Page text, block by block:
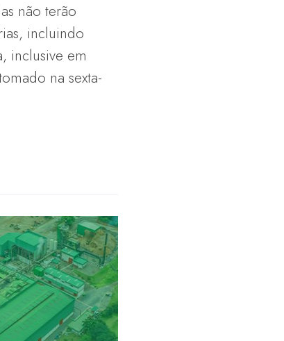
não terão
incluindo
inclusive em
na sexta-